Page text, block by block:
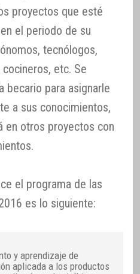
proyectos que esté
el periodo de su
tecnólogos,
etc. Se
becario para asignarle
a sus conocimientos,
en otros proyectos con
el programa de las
es lo siguiente:
y aprendizaje de
aplicada a los productos